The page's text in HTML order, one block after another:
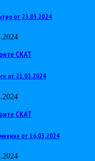
от 23.03.2024
СКАТ
от 21.03.2024
СКАТ
от 16.03.2024